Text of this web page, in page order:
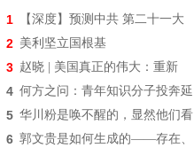
1 【深度】预测中共 第二十一大
2 美利坚立国根基
3 赵晓 | 美国真正的伟大：重新
4 何方之问：青年知识分子投奔延
5 华川粉是唤不醒的，显然他们看
6 郭文贵是如何生成的——存在、